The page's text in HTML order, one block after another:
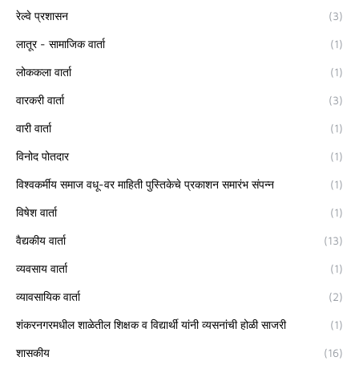
रेल्वे प्रशासन (3)
लातूर - सामाजिक वार्ता (1)
लोककला वार्ता (1)
वारकरी वार्ता (3)
वारी वार्ता (1)
विनोद पोतदार (1)
विश्वकर्मीय समाज वधू-वर माहिती पुस्तिकेचे प्रकाशन समारंभ संपन्न (1)
विषेश वार्ता (1)
वैद्यकीय वार्ता (13)
व्यवसाय वार्ता (1)
व्यावसायिक वार्ता (2)
शंकरनगरमधील शाळेतील शिक्षक व विद्यार्थी यांनी व्यसनांची होळी साजरी (1)
शासकीय (16)